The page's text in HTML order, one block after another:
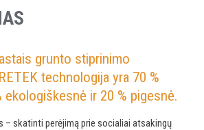
grunto stiprinimo
technologija yra 70 %
ekologiškesnė ir 20 % pigesnė.
– skatinti perėjimą prie socialiai atsakingų